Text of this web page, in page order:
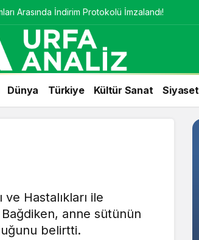
Arasında İndirim Protokolü İmzalandı!
Dünya Türkiye Kültür Sanat Siyaset
Hastalıkları ile
anne sütünün
belirtti.